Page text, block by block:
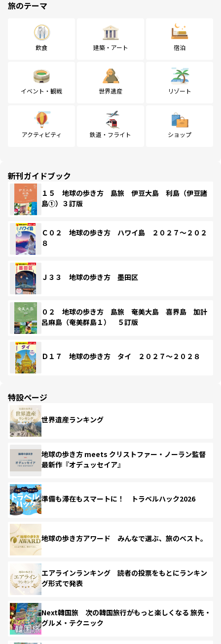
旅のテーマ
飲食 建築・アート 宿泊
イベント・観戦 世界遺産 リゾート
アクティビティ 鉄道・フライト ショップ
新刊ガイドブック
１５ 地球の歩き方 島旅 伊豆大島 利島（伊豆諸
島①）３訂版
Ｃ０２ 地球の歩き方 ハワイ島 ２０２７～２０２
８
Ｊ３３ 地球の歩き方 墨田区
０２ 地球の歩き方 島旅 奄美大島 喜界島 加計
呂麻島（奄美群島１） ５訂版
Ｄ１７ 地球の歩き方 タイ ２０２７～２０２８
特設ページ
世界遺産ランキング
地球の歩き方 meets クリストファー・ノーラン監督
最新作『オデュッセイア』
準備も滞在もスマートに！ トラベルハック2026
地球の歩き方アワード みんなで選ぶ、旅のベスト。
エアラインランキング 読者の投票をもとにランキン
グ形式で発表
Next韓国旅 次の韓国旅行がもっと楽しくなる 旅先・
グルメ・テクニック